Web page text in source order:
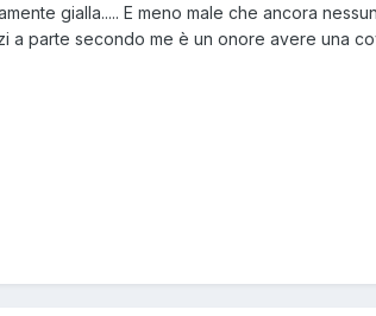
gialla..... E meno male che ancora
a parte secondo me è un onore avere una